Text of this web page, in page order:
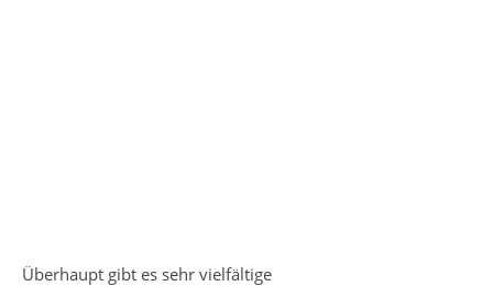
Überhaupt gibt es sehr vielfältige